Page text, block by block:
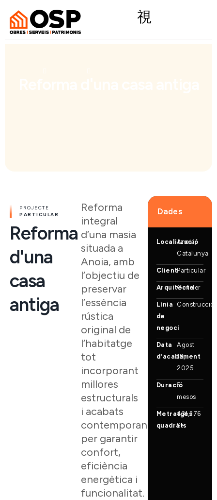
PROJECTE
PARTICULAR
Reforma
d'una
casa
antiga
Reforma
integral
d’una masia
situada a
Anoia, amb
l’objectiu de
preservar
l’essència
rústica
original de
l’habitatge
tot
incorporant
millores
estructurals
i acabats
contemporanis
per garantir
confort,
eficiència
energètica i
funcionalitat.
Dades
Localització
Anoia,
Catalunya
ClientParticular
Arquitecte
Gensler
Línia
de
negoci
Construcció
Data
d'acabament
Agost
19,
2025
Duració
5
mesos
Metratges
quadrats
431,376
SF